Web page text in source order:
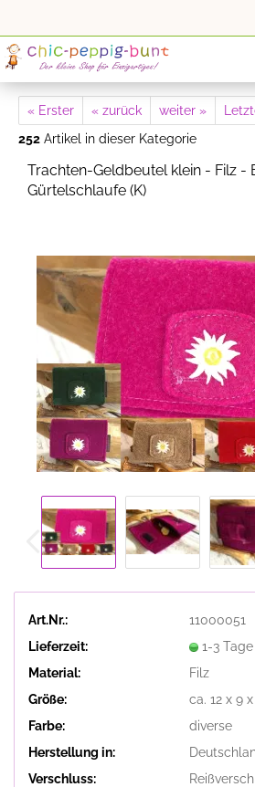
« Erster « zurück weiter »
252 Artikel in dieser Kategorie
Trachten-Geldbeutel klein - Filz -
Gürtelschlaufe (K)
Art.Nr.:
11000051
Lieferzeit:
1-3 Tage
Material:
Filz
Größe:
ca. 12 x 9
Farbe:
diverse
Herstellung in:
Verschluss: